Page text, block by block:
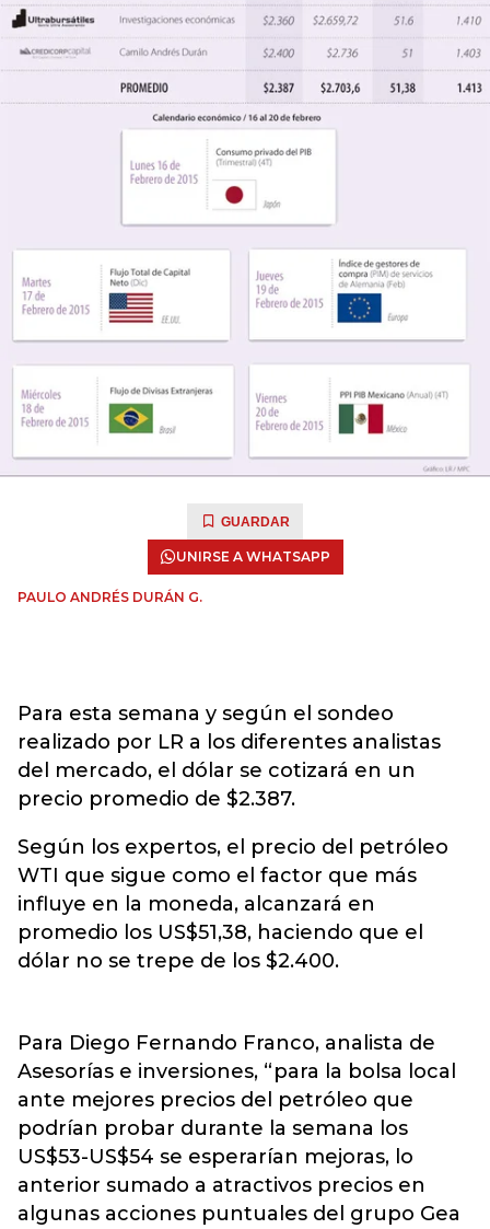
GUARDAR
UNIRSE A WHATSAPP
PAULO ANDRÉS DURÁN G.
Para esta semana y según el sondeo
realizado por LR a los diferentes analistas
del mercado, el dólar se cotizará en un
precio promedio de $2.387.
Según los expertos, el precio del petróleo
WTI que sigue como el factor que más
influye en la moneda, alcanzará en
promedio los US$51,38, haciendo que el
dólar no se trepe de los $2.400.
Para Diego Fernando Franco, analista de
Asesorías e inversiones, “para la bolsa local
ante mejores precios del petróleo que
podrían probar durante la semana los
US$53-US$54 se esperarían mejoras, lo
anterior sumado a atractivos precios en
algunas acciones puntuales del grupo Gea